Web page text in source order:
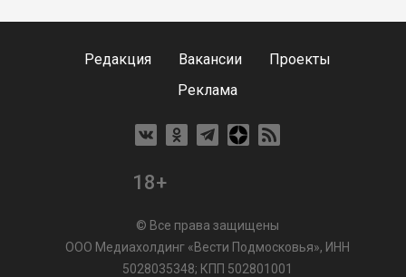
Редакция Вакансии
Проекты
Реклама
18+
© Все права защищены
ООО Медиахолдинг «Вести Подмосковья», ИНН
5028035348; КПП 502801001